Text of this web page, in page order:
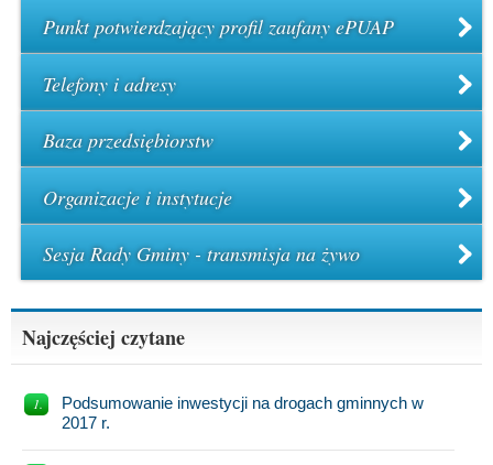
Punkt potwierdzający profil zaufany ePUAP
Telefony i adresy
Baza przedsiębiorstw
Organizacje i instytucje
Sesja Rady Gminy - transmisja na żywo
Najczęściej czytane
Podsumowanie inwestycji na drogach gminnych w
2017 r.